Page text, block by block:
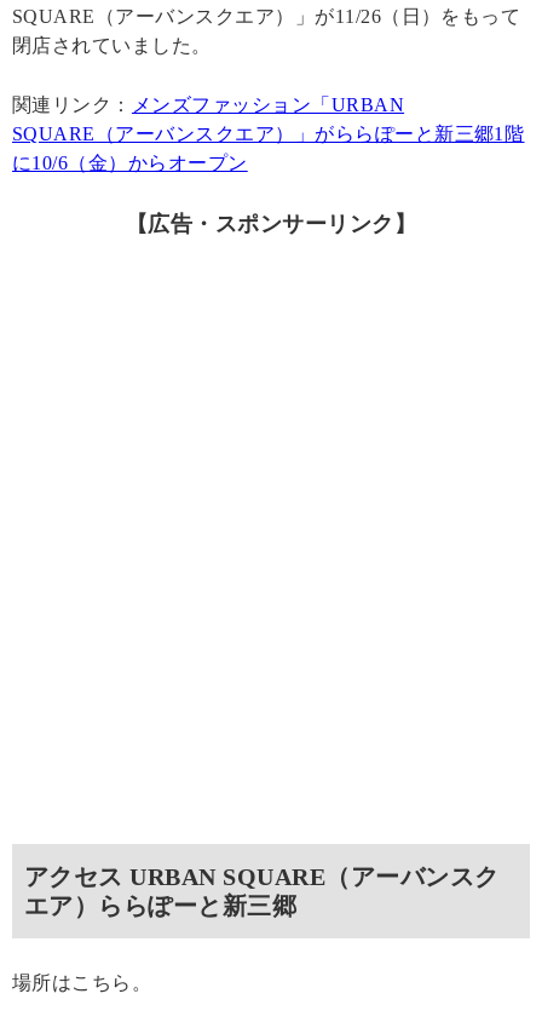
SQUARE（アーバンスクエア）」が11/26（日）をもって
閉店されていました。
関連リンク：
メンズファッション「URBAN
SQUARE（アーバンスクエア）」がららぽーと新三郷1階
に10/6（金）からオープン
【広告・スポンサーリンク】
アクセス URBAN SQUARE（アーバンスク
エア）ららぽーと新三郷
場所はこちら。